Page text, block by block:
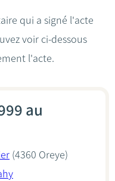
qui a signé l'acte
voir ci-dessous
l'acte.
au
(4360 Oreye)